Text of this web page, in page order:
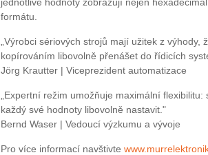
formátu.
„Výrobci sériových strojů mají užitek z
kopírováním libovolně přenášet do řídicích
Jörg Krautter | Viceprezident automatizace
„Expertní režim umožňuje maximální
každý své hodnoty libovolně nastavit."
Bernd Waser | Vedoucí výzkumu a vývoje
Pro více informací navštivte